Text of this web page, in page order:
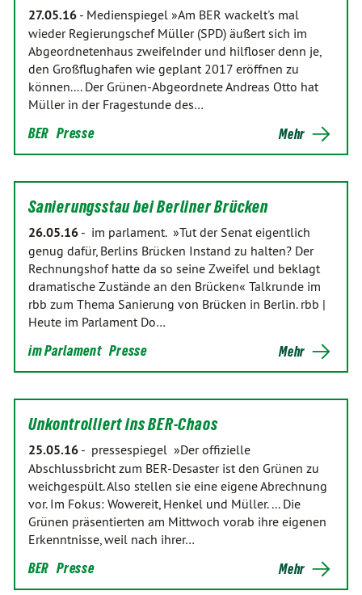
27.05.16 - Medienspiegel »Am BER wackelt's mal
wieder Regierungschef Müller (SPD) äußert sich im
Abgeordnetenhaus zweifelnder und hilfloser denn je,
den Großflughafen wie geplant 2017 eröffnen zu
können.... Der Grünen-Abgeordnete Andreas Otto hat
Müller in der Fragestunde des…
BER Presse Mehr
Sanierungsstau bei Berliner Brücken
26.05.16 - im parlament. »Tut der Senat eigentlich
genug dafür, Berlins Brücken Instand zu halten? Der
Rechnungshof hatte da so seine Zweifel und beklagt
dramatische Zustände an den Brücken« Talkrunde im
rbb zum Thema Sanierung von Brücken in Berlin. rbb |
Heute im Parlament Do…
im Parlament Presse Mehr
Unkontrolliert ins BER-Chaos
25.05.16 - pressespiegel »Der offizielle
Abschlussbricht zum BER-Desaster ist den Grünen zu
weichgespült. Also stellen sie eine eigene Abrechnung
vor. Im Fokus: Wowereit, Henkel und Müller. ... Die
Grünen präsentierten am Mittwoch vorab ihre eigenen
Erkenntnisse, weil nach ihrer…
BER Presse Mehr